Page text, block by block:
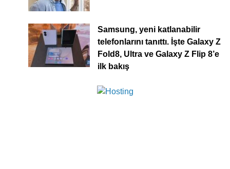
Samsung, yeni katlanabilir
telefonlarını tanıttı. İşte Galaxy Z
Fold8, Ultra ve Galaxy Z Flip 8’e
ilk bakış